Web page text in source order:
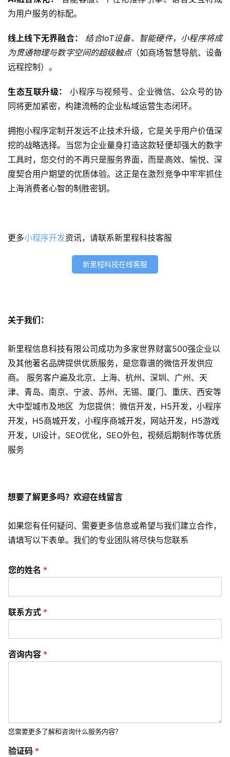
序
开
网
站
发
e
o
优
化
销
发
短
视
频
资
讯
分
享
题
联
络
为用户服务的标配。
线上线下无界融合：
结合IoT设备、智能硬件，小程序将成
为贯通物理与数字空间的超级触点（如商场智慧导航、设备
远程控制）。
生态互联升级：
小程序与视频号、企业微信、公众号的协
同将更加紧密，构建流畅的企业私域运营生态闭环。
拥抱小程序定制开发远不止技术升级，它是关乎用户价值深
挖的战略选择。当您为企业量身打造这款轻便却强大的数字
工具时，您交付的不再只是服务界面，而是高效、愉悦、深
度契合用户期望的优质体验。这正是在激烈竞争中牢牢抓住
上海消费者心智的制胜密钥。
更多小程序开发资讯，请联系新里程科技客服
新里程科技在线客服
关于我们：
新里程信息科技有限公司成功为多家世界财富500强企业以
及其他著名品牌提供优质服务，是您靠谱的微信开发供应
商。 服务客户遍及北京、上海、杭州、深圳、广州、天
津、青岛、南京、宁波、苏州、无锡、厦门、重庆、西安等
大中型城市及地区 为您提供：微信开发，H5开发，小程序
开发，H5商城开发，小程序商城开发，网站开发，H5游戏
开发，UI设计，SEO优化，SEO外包，视频后期制作等优质
服务
想要了解更多吗？欢迎在线留言
如果您有任何疑问、需要更多信息或希望与我们建立合作，
请填写以下表单。我们的专业团队将尽快与您联系
您的姓名 *
联系方式 *
咨询内容 *
您需要更多了解和咨询什么服务内容？
验证码 *